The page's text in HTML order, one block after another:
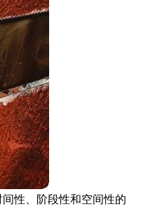
性、阶段性和空间性的